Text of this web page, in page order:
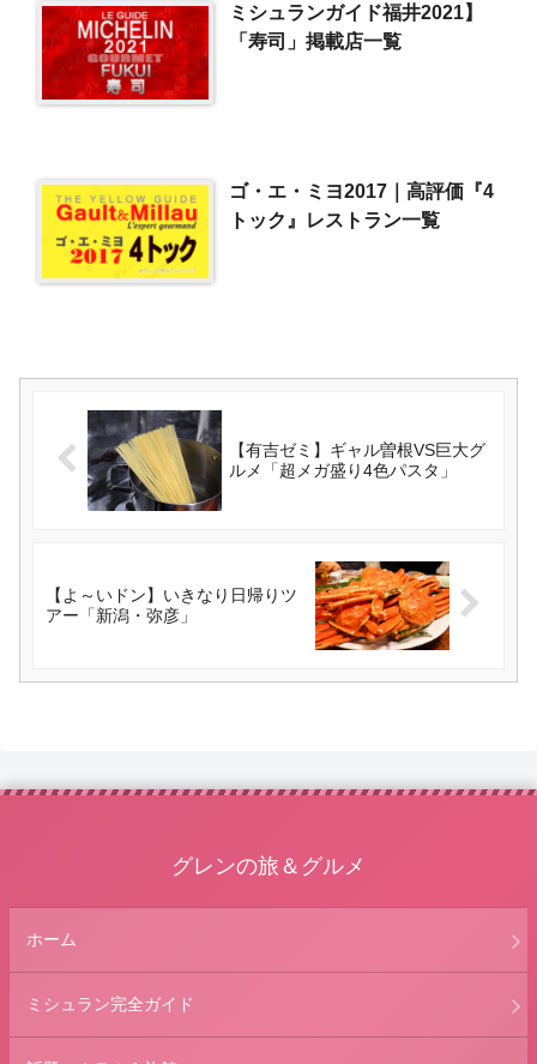
ミシュランガイド福井2021】
「寿司」掲載店一覧
ゴ・エ・ミヨ2017｜高評価『4
トック』レストラン一覧
【有吉ゼミ】ギャル曽根VS巨大グ
ルメ「超メガ盛り4色パスタ」
【よ～いドン】いきなり日帰りツ
アー「新潟・弥彦」
グレンの旅＆グルメ
ホーム
ミシュラン完全ガイド